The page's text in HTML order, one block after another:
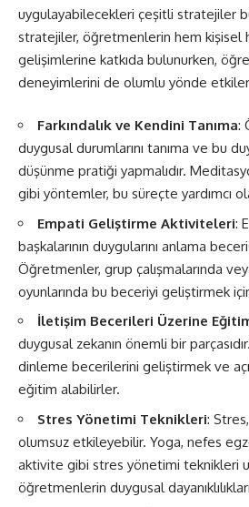
uygulayabilecekleri çeşitli stratejiler
stratejiler, öğretmenlerin hem kişisel
gelişimlerine katkıda bulunurken,
deneyimlerini de olumlu yönde
Farkındalık ve Kendini Tanıma:
duygusal durumlarını tanıma ve bu
düşünme pratiği yapmalıdır.
gibi yöntemler, bu süreçte yardımcı
Empati Geliştirme Aktiviteleri:
başkalarının duygularını anlama
Öğretmenler, grup çalışmalarında
oyunlarında bu beceriyi geliştirmek
İletişim Becerileri Üzerine
duygusal zekanın önemli bir
dinleme becerilerini geliştirmek ve
eğitim alabilirler.
Stres Yönetimi Teknikleri:
olumsuz etkileyebilir. Yoga, nefes
aktivite gibi stres yönetimi teknikleri
öğretmenlerin duygusal